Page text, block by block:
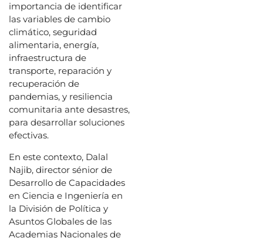
importancia de identificar
las variables de cambio
climático, seguridad
alimentaria, energía,
infraestructura de
transporte, reparación y
recuperación de
pandemias, y resiliencia
comunitaria ante desastres,
para desarrollar soluciones
efectivas.
En este contexto, Dalal
Najib, director sénior de
Desarrollo de Capacidades
en Ciencia e Ingeniería en
la División de Política y
Asuntos Globales de las
Academias Nacionales de